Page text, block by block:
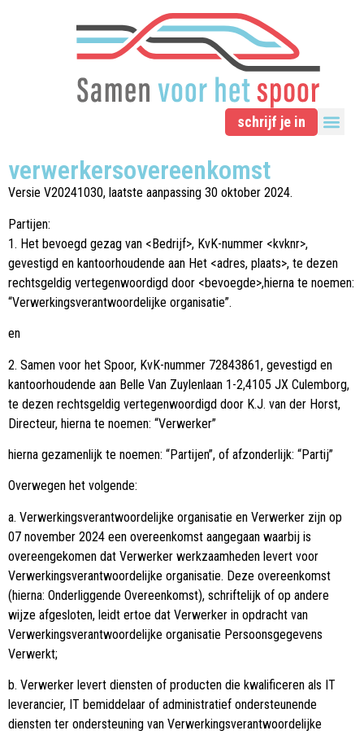
schrijf je in
verwerkersovereenkomst
Versie V20241030, laatste aanpassing 30 oktober 2024.
Partijen:
1. Het bevoegd gezag van <Bedrijf>, KvK-nummer <kvknr>,
gevestigd en kantoorhoudende aan Het <adres, plaats>, te dezen
rechtsgeldig vertegenwoordigd door <bevoegde>,hierna te noemen:
“Verwerkingsverantwoordelijke organisatie”.
en
2. Samen voor het Spoor, KvK-nummer 72843861, gevestigd en
kantoorhoudende aan Belle Van Zuylenlaan 1-2,4105 JX Culemborg,
te dezen rechtsgeldig vertegenwoordigd door K.J. van der Horst,
Directeur, hierna te noemen: “Verwerker”
hierna gezamenlijk te noemen: “Partijen”, of afzonderlijk: “Partij”
Overwegen het volgende:
a. Verwerkingsverantwoordelijke organisatie en Verwerker zijn op
07 november 2024 een overeenkomst aangegaan waarbij is
overeengekomen dat Verwerker werkzaamheden levert voor
Verwerkingsverantwoordelijke organisatie. Deze overeenkomst
(hierna: Onderliggende Overeenkomst), schriftelijk of op andere
wijze afgesloten, leidt ertoe dat Verwerker in opdracht van
Verwerkingsverantwoordelijke organisatie Persoonsgegevens
Verwerkt;
b. Verwerker levert diensten of producten die kwalificeren als IT
leverancier, IT bemiddelaar of administratief ondersteunende
diensten ter ondersteuning van Verwerkingsverantwoordelijke